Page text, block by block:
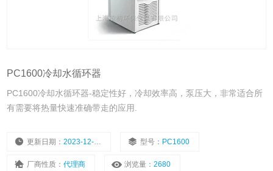
PC1600冷却水循环器
PC1600冷却水循环器-稳定性好，冷却效率高，泵压大，非常适合所
有需要将热量快速准确带走的应用.
更新日期：2023-12-27 型号： PC1600
厂商性质：代理商 浏览量：2680